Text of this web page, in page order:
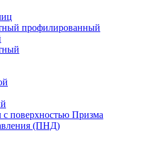
профилированный
поверхностью Призма
(ПНД)